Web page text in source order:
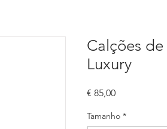
Calções
Luxury
€ 85,00Preço
Tamanho *